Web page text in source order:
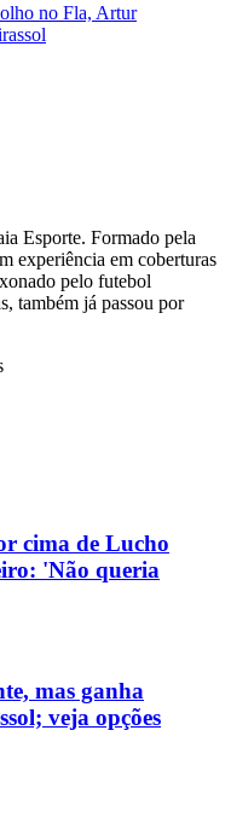
no Fla, Artur
Esporte. Formado pela
experiência em coberturas
pelo futebol
também já passou por
cima de Lucho
'Não queria
mas ganha
veja opções